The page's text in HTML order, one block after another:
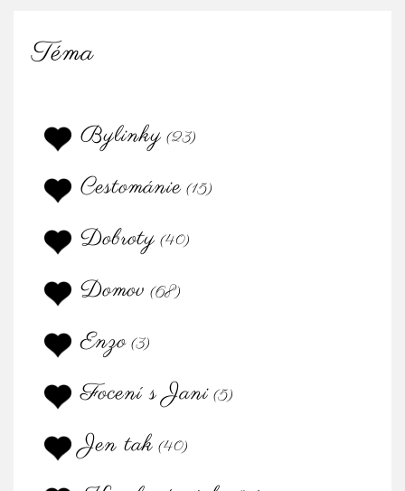
Téma
Bylinky (23)
Cestománie (15)
Dobroty (40)
Domov (68)
Enzo (3)
Focení s Jani (5)
Jen tak (40)